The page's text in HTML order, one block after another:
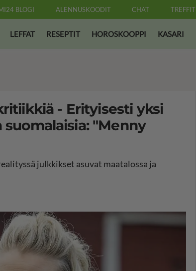
BLOGI ALENNUSKOODIT CHAT TREFFIT
LEFFAT RESEPTIT HOROSKOOPPI KASARI
- Erityisesti yksi
suomalaisia: "Menny
julkkikset asuvat maatalossa ja